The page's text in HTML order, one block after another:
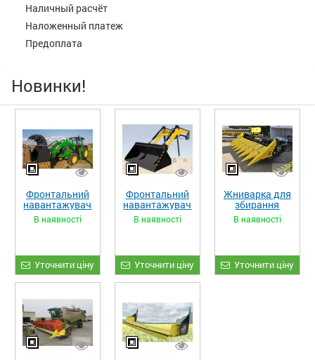
Наличный расчёт
Наложенный платеж
Предоплата
Новинки!
Фронтальний
навантажувач
«STRONG XL»
В наявності
Уточнити ціну
Фронтальний
навантажувач
«STRONG»
В наявності
Уточнити ціну
Жниварка для
збирання
кукурудзи
ЖКИ-870
В наявності
Уточнити ціну